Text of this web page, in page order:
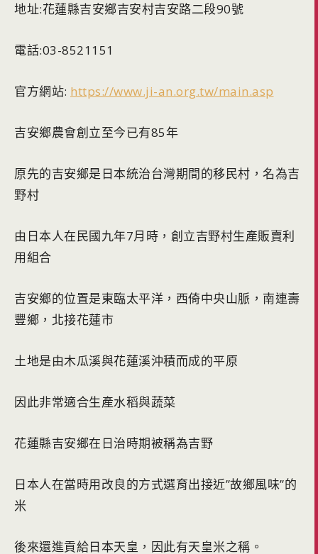
地址:花蓮縣吉安鄉吉安村吉安路二段90號
電話:03-8521151
官方網站: https://www.ji-an.org.tw/main.asp
吉安鄉農會創立至今已有85年
原先的吉安鄉是日本統治台灣期間的移民村，名為吉
野村
由日本人在民國九年7月時，創立吉野村生產販賣利
用組合
吉安鄉的位置是東臨太平洋，西倚中央山脈，南連壽
豐鄉，北接花蓮市
土地是由木瓜溪與花蓮溪沖積而成的平原
因此非常適合生產水稻與蔬菜
花蓮縣吉安鄉在日治時期被稱為吉野
日本人在當時用改良的方式選育出接近”故鄉風味”的
米
後來還進貢給日本天皇，因此有天皇米之稱。